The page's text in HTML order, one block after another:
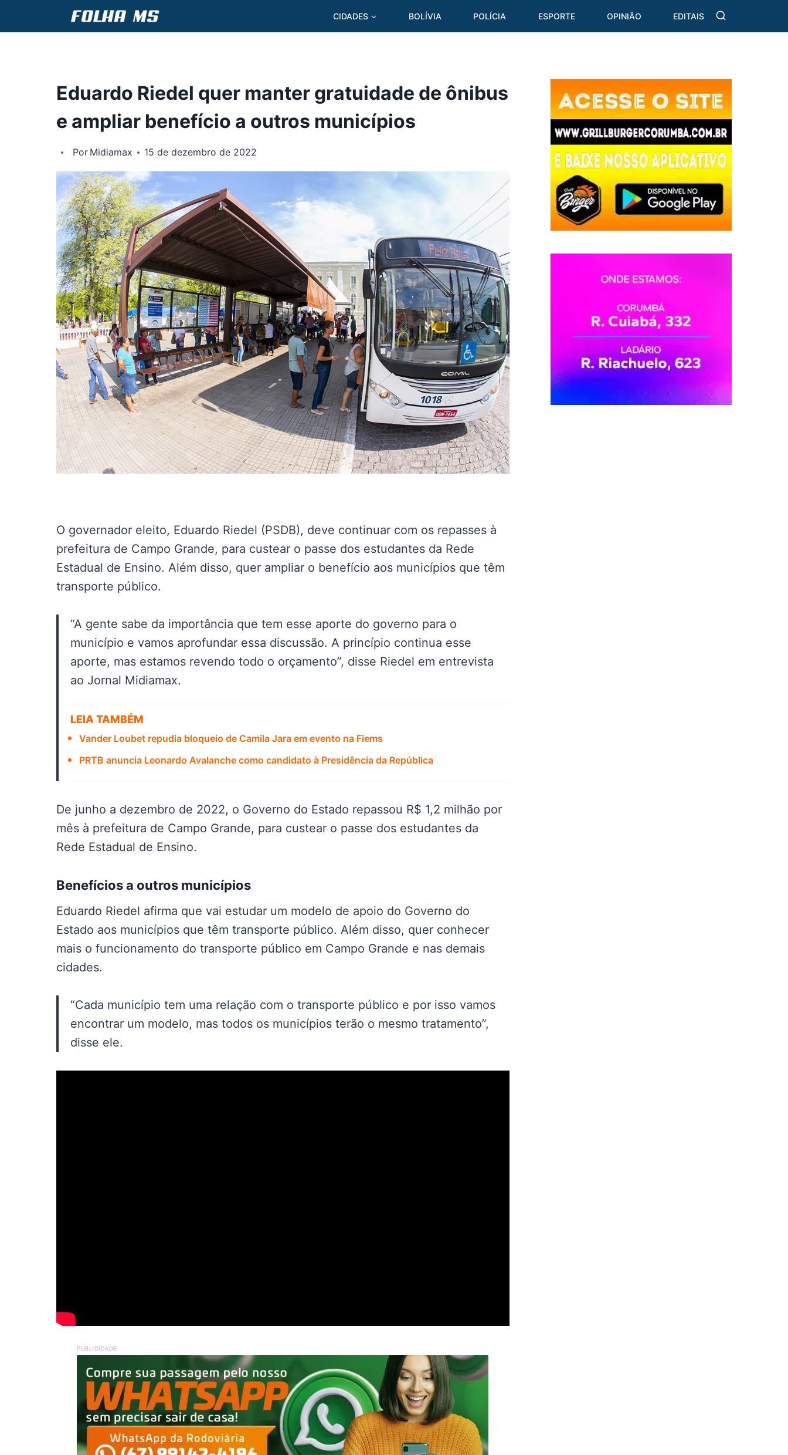
CIDADES BOLÍVIA POLÍCIA ESPORTE OPINIÃO EDITAIS
Eduardo Riedel quer manter gratuidade de ônibus
e ampliar benefício a outros municípios
Por Midiamax 15 de dezembro de 2022
O governador eleito, Eduardo Riedel (PSDB), deve continuar com os repasses à
prefeitura de Campo Grande, para custear o passe dos estudantes da Rede
Estadual de Ensino. Além disso, quer ampliar o benefício aos municípios que têm
transporte público.
“A gente sabe da importância que tem esse aporte do governo para o
município e vamos aprofundar essa discussão. A princípio continua esse
aporte, mas estamos revendo todo o orçamento”, disse Riedel em entrevista
ao Jornal Midiamax.
LEIA TAMBÉM
Vander Loubet repudia bloqueio de Camila Jara em evento na Fiems
PRTB anuncia Leonardo Avalanche como candidato à Presidência da República
De junho a dezembro de 2022, o Governo do Estado repassou R$ 1,2 milhão por
mês à prefeitura de Campo Grande, para custear o passe dos estudantes da
Rede Estadual de Ensino.
Benefícios a outros municípios
Eduardo Riedel afirma que vai estudar um modelo de apoio do Governo do
Estado aos municípios que têm transporte público. Além disso, quer conhecer
mais o funcionamento do transporte público em Campo Grande e nas demais
cidades.
“Cada município tem uma relação com o transporte público e por isso vamos
encontrar um modelo, mas todos os municípios terão o mesmo tratamento”,
disse ele.
PUBLICIDADE